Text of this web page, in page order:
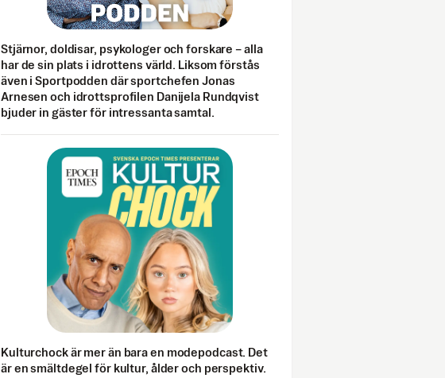
Stjärnor, doldisar, psykologer och forskare – alla
har de sin plats i idrottens värld. Liksom förstås
även i Sportpodden där sportchefen Jonas
Arnesen och idrottsprofilen Danijela Rundqvist
bjuder in gäster för intressanta samtal.
Kulturchock är mer än bara en modepodcast. Det
är en smältdegel för kultur, ålder och perspektiv.